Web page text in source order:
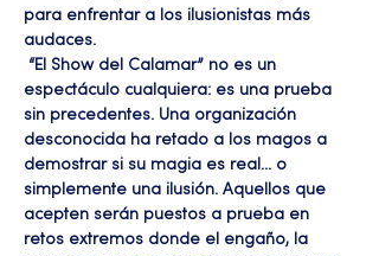
para enfrentar a los ilusionistas más
audaces.
espectáculo cualquiera: es una prueba
sin precedentes. Una organización
desconocida ha retado a los magos a
demostrar si su magia es real… o
simplemente una ilusión. Aquellos que
acepten serán puestos a prueba en
retos extremos donde el engaño, la